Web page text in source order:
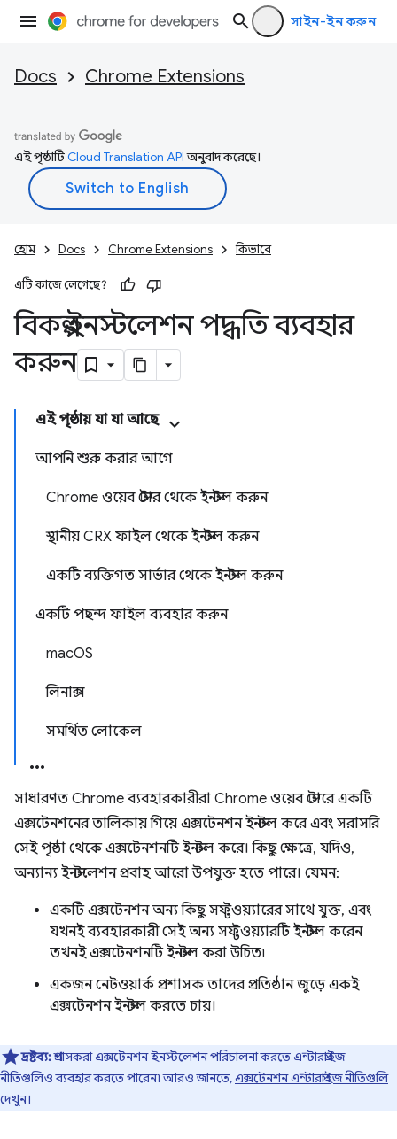
সাইন-ইন করুন
Docs Chrome Extensions
এই পৃষ্ঠাটিCloud Translation APIঅনুবাদ করেছে।
হোম Docs Chrome Extensions কিভাবে
এটি কাজে লেগেছে?
বিকল্প ইনস্টলেশন পদ্ধতি ব্যবহার
করুন
এই পৃষ্ঠায় যা যা আছে
আপনি শুরু করার আগে
Chrome ওয়েব স্টোর থেকে ইনস্টল করুন
স্থানীয় CRX ফাইল থেকে ইনস্টল করুন
একটি ব্যক্তিগত সার্ভার থেকে ইনস্টল করুন
একটি পছন্দ ফাইল ব্যবহার করুন
macOS
লিনাক্স
সমর্থিত লোকেল
সাধারণত Chrome ব্যবহারকারীরা Chrome ওয়েব স্টোরে একটি
এক্সটেনশনের তালিকায় গিয়ে এক্সটেনশন ইনস্টল করে এবং সরাসরি
সেই পৃষ্ঠা থেকে এক্সটেনশনটি ইনস্টল করে। কিছু ক্ষেত্রে, যদিও,
অন্যান্য ইনস্টলেশন প্রবাহ আরো উপযুক্ত হতে পারে। যেমন:
একটি এক্সটেনশন অন্য কিছু সফ্টওয়্যারের সাথে যুক্ত, এবং
যখনই ব্যবহারকারী সেই অন্য সফ্টওয়্যারটি ইনস্টল করেন
তখনই এক্সটেনশনটি ইনস্টল করা উচিত৷
একজন নেটওয়ার্ক প্রশাসক তাদের প্রতিষ্ঠান জুড়ে একই
এক্সটেনশন ইনস্টল করতে চায়।
দ্রষ্টব্য:প্রশাসকরা এক্সটেনশন ইনস্টলেশন পরিচালনা করতে এন্টারপ্রাইজ
নীতিগুলিও ব্যবহার করতে পারেন৷ আরও জানতে,এক্সটেনশন এন্টারপ্রাইজ নীতিগুলি
দেখুন।